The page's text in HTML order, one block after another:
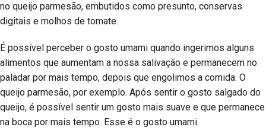
no queijo parmesão, embutidos como presunto, conservas
digitais e molhos de tomate.
É possível perceber o gosto umami quando ingerimos alguns
alimentos que aumentam a nossa salivação e permanecem no
paladar por mais tempo, depois que engolimos a comida. O
queijo parmesão, por exemplo. Após sentir o gosto salgado do
queijo, é possível sentir um gosto mais suave e que permanece
na boca por mais tempo. Esse é o gosto umami.